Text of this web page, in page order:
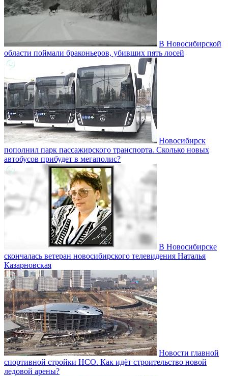
В Новосибирской
области поймали браконьеров, убивших пять лосей
Новосибирск
пополнил парк пассажирского транспорта. Сколько новых
автобусов прибудет в мегаполис?
В Новосибирске
скончалась ветеран новосибирского телевидения Наталья
Казарновская
Новости главной
спортивной стройки НСО. Как идёт строительство новой
ледовой арены?